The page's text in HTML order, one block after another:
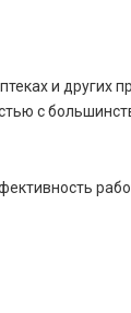
и других
с